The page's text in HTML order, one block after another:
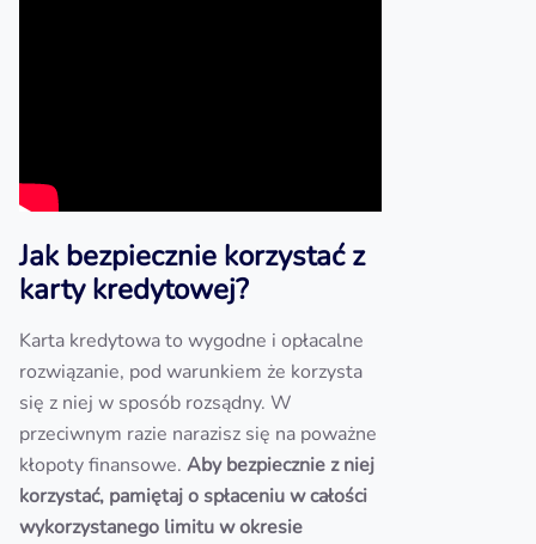
Jak bezpiecznie korzystać z
karty kredytowej?
Karta kredytowa to wygodne i opłacalne
rozwiązanie, pod warunkiem że korzysta
się z niej w sposób rozsądny. W
przeciwnym razie narazisz się na poważne
kłopoty finansowe. Aby bezpiecznie z niej
korzystać, pamiętaj o spłaceniu w całości
wykorzystanego limitu w okresie